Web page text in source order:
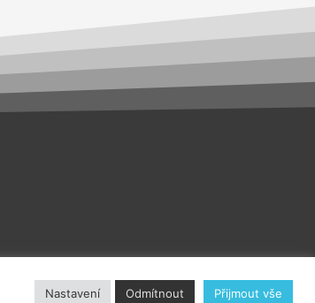
Nastavení Odmítnout Přijmout vše